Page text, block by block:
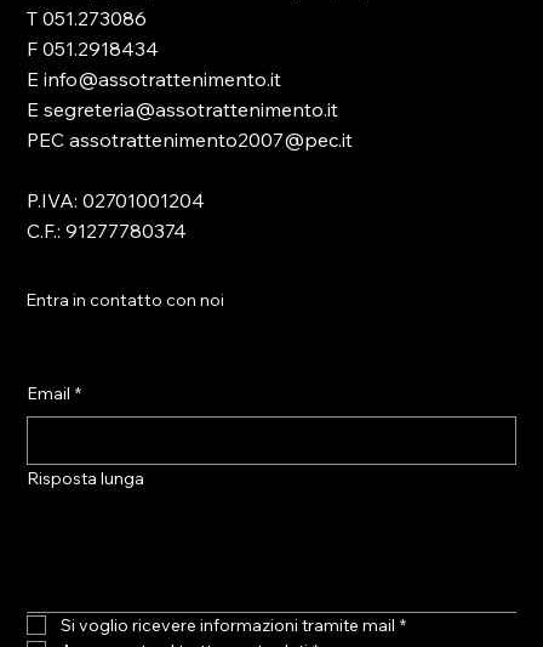
T 051.273086
F 051.2918434
E info@assotrattenimento.it
E segreteria@assotrattenimento.it
PEC assotrattenimento2007@pec.it
P.IVA: 02701001204
C.F.: 91277780374
Entra in contatto con noi
Email *
Risposta lunga
Si voglio ricevere informazioni tramite mail *